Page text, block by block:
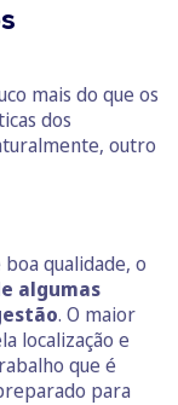
mais do que os
dos
outro
qualidade, o
algumas
. O maior
localização e
que é
para